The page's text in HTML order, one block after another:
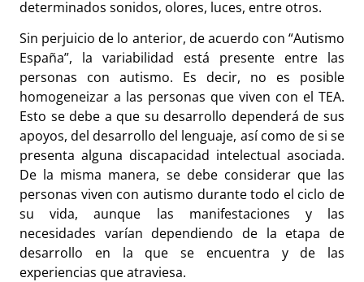
determinados sonidos, olores, luces, entre otros.
Sin perjuicio de lo anterior, de acuerdo con “Autismo
España”, la variabilidad está presente entre las
personas con autismo. Es decir, no es posible
homogeneizar a las personas que viven con el TEA.
Esto se debe a que su desarrollo dependerá de sus
apoyos, del desarrollo del lenguaje, así como de si se
presenta alguna discapacidad intelectual asociada.
De la misma manera, se debe considerar que las
personas viven con autismo durante todo el ciclo de
su vida, aunque las manifestaciones y las
necesidades varían dependiendo de la etapa de
desarrollo en la que se encuentra y de las
experiencias que atraviesa.